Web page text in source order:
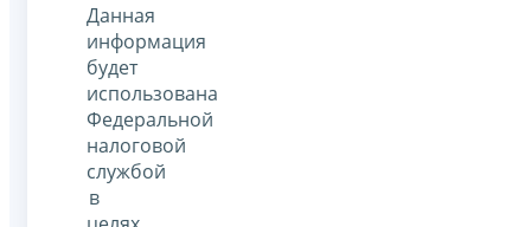
Данная
информация
будет
использована
Федеральной
налоговой
службой
в